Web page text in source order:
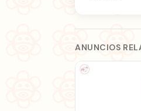
ANUNCIOS